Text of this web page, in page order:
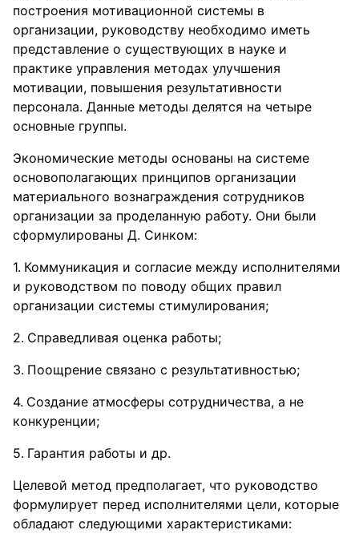
построения мотивационной системы в
организации, руководству необходимо иметь
представление о существующих в науке и
практике управления методах улучшения
мотивации, повышения результативности
персонала. Данные методы делятся на четыре
основные группы.
Экономические методы основаны на системе
основополагающих принципов организации
материального вознаграждения сотрудников
организации за проделанную работу. Они были
сформулированы Д. Синком:
Коммуникация и согласие между исполнителями
и руководством по поводу общих правил
организации системы стимулирования;
Справедливая оценка работы;
Поощрение связано с результативностью;
Создание атмосферы сотрудничества, а не
конкуренции;
Гарантия работы и др.
Целевой метод предполагает, что руководство
формулирует перед исполнителями цели, которые
обладают следующими характеристиками: